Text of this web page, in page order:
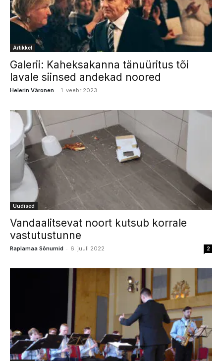
Artikkel
Galerii: Kaheksakanna tänuüritus tõi
lavale siinsed andekad noored
Helerin Väronen - 1. veebr 2023
Uudised
Vandaalitsevat noort kutsub korrale
vastutustunne
Raplamaa Sõnumid - 6. juuli 2022 2